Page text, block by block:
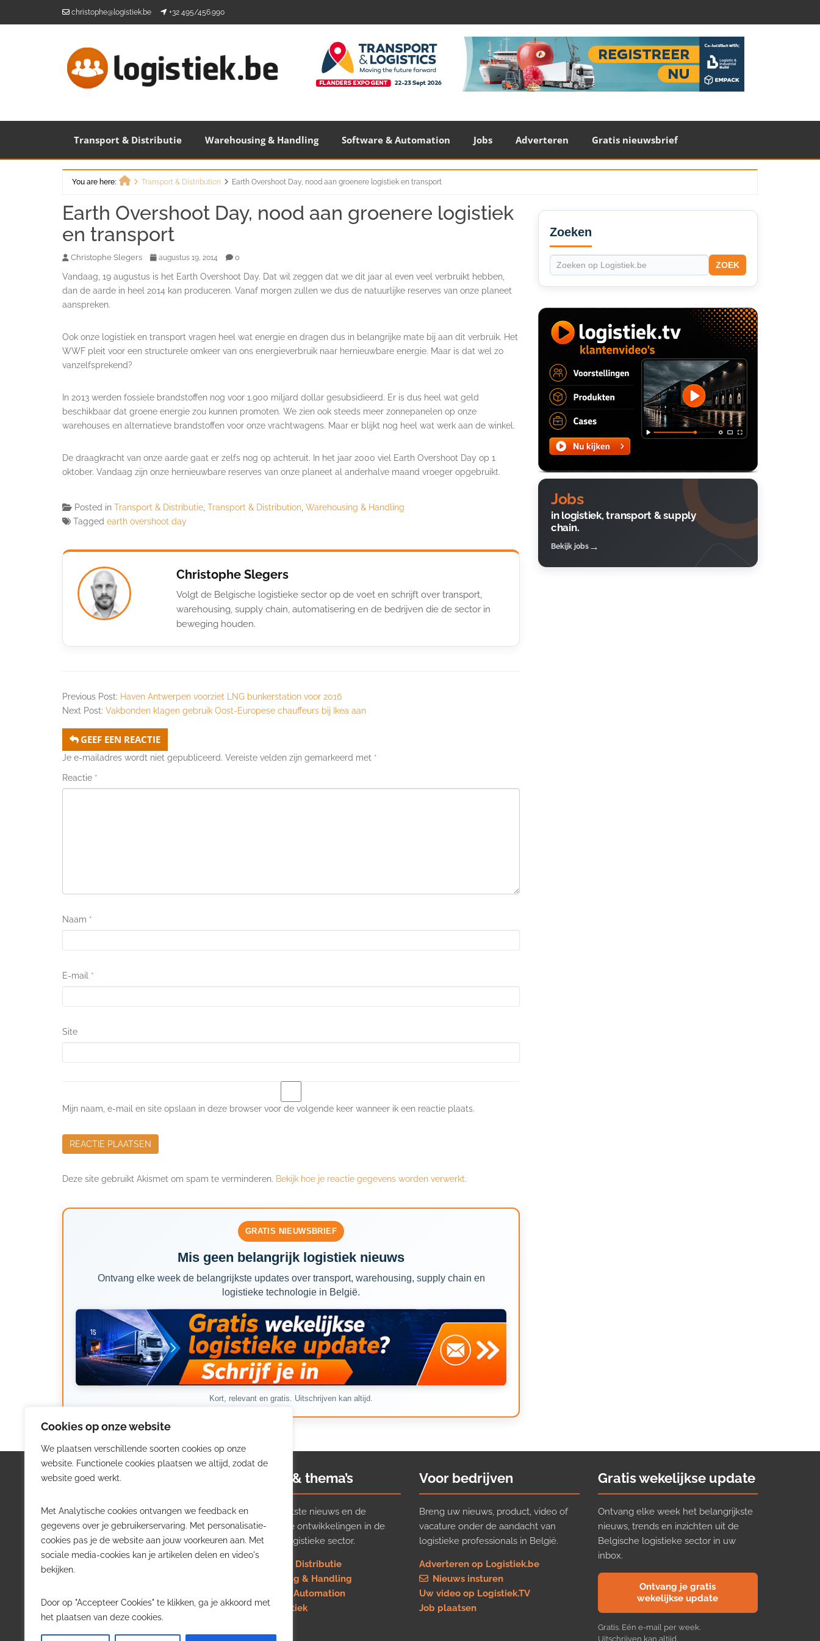
Cookies op onze website
We plaatsen verschillende soorten cookies op onze
website. Functionele cookies plaatsen we altijd, zodat de
website goed werkt.
Met Analytische cookies ontvangen we feedback en
gegevens over je gebruikerservaring. Met personalisatie-
cookies pas je de website aan jouw voorkeuren aan. Met
sociale media-cookies kan je artikelen delen en video's
bekijken.
Door op "Accepteer Cookies" te klikken, ga je akkoord met
het plaatsen van deze cookies.
christophe@logistiek.be +32 495/456.990
Transport & Distributie Warehousing & Handling Software & Automation Jobs Adverteren Gratis nieuwsbrief
You are here:
Transport & Distribution Earth Overshoot Day, nood aan groenere logistiek en transport
Earth Overshoot Day, nood aan groenere logistiek
en transport
Christophe Slegers augustus 19, 2014 0
Vandaag, 19 augustus is het Earth Overshoot Day. Dat wil zeggen dat we dit jaar al even veel verbruikt hebben,
dan de aarde in heel 2014 kan produceren. Vanaf morgen zullen we dus de natuurlijke reserves van onze planeet
aanspreken.
Ook onze logistiek en transport vragen heel wat energie en dragen dus in belangrijke mate bij aan dit verbruik. Het
WWF pleit voor een structurele omkeer van ons energieverbruik naar hernieuwbare energie. Maar is dat wel zo
vanzelfsprekend?
In 2013 werden fossiele brandstoffen nog voor 1.900 miljard dollar gesubsidieerd. Er is dus heel wat geld
beschikbaar dat groene energie zou kunnen promoten. We zien ook steeds meer zonnepanelen op onze
warehouses en alternatieve brandstoffen voor onze vrachtwagens. Maar er blijkt nog heel wat werk aan de winkel.
De draagkracht van onze aarde gaat er zelfs nog op achteruit. In het jaar 2000 viel Earth Overshoot Day op 1
oktober. Vandaag zijn onze hernieuwbare reserves van onze planeet al anderhalve maand vroeger opgebruikt.
Posted in Transport & Distributie Transport & Distribution Warehousing & Handling
Tagged earth overshoot day
Christophe Slegers
Volgt de Belgische logistieke sector op de voet en schrijft over transport,
warehousing, supply chain, automatisering en de bedrijven die de sector in
beweging houden.
Previous Post: Haven Antwerpen voorziet LNG bunkerstation voor 2016
Next Post: Vakbonden klagen gebruik Oost-Europese chauffeurs bij Ikea aan
GEEF EEN REACTIE
Je e-mailadres wordt niet gepubliceerd. Vereiste velden zijn gemarkeerd met *
Reactie *
Naam *
E-mail *
Site
Mijn naam, e-mail en site opslaan in deze browser voor de volgende keer wanneer ik een reactie plaats.
Deze site gebruikt Akismet om spam te verminderen. Bekijk hoe je reactie gegevens worden verwerkt.
GRATIS NIEUWSBRIEF
Mis geen belangrijk logistiek nieuws
Ontvang elke week de belangrijkste updates over transport, warehousing, supply chain en
logistieke technologie in België.
Kort, relevant en gratis. Uitschrijven kan altijd.
Secondary
Sidebar
Zoeken
ZOEK
Jobs
in logistiek, transport & supply
chain.
Bekijk jobs
Logistiek.be
Logistiek.be brengt dagelijks nieuws,
trends en praktijkverhalen over
transport, warehousing, supply chain
en automatisering in België.
willen volgen.
Nieuws & thema’s
Volg het laatste nieuws en de
belangrijkste ontwikkelingen in de
Belgische logistieke sector.
Transport & Distributie
Warehousing & Handling
Software & Automation
Job in logistiek
Voor bedrijven
Breng uw nieuws, product, video of
vacature onder de aandacht van
logistieke professionals in België.
Adverteren op Logistiek.be
Nieuws insturen
Uw video op Logistiek.TV
Job plaatsen
Gratis wekelijkse update
Ontvang elke week het belangrijkste
nieuws, trends en inzichten uit de
Belgische logistieke sector in uw
inbox.
Ontvang je gratis
wekelijkse update
Gratis. Eén e-mail per week.
Uitschrijven kan altijd.